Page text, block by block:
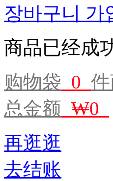
장바구니 가
商品已经成
购物袋 0
总金额 ₩0
再逛逛
去结账